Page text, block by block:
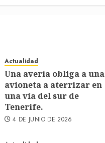
Actualidad
Una avería obliga a una
avioneta a aterrizar en
una vía del sur de
Tenerife.
4 DE JUNIO DE 2026